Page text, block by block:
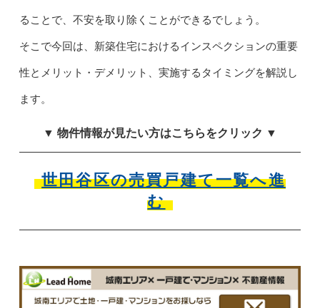
ることで、不安を取り除くことができるでしょう。
そこで今回は、新築住宅におけるインスペクションの重要
性とメリット・デメリット、実施するタイミングを解説し
ます。
▼ 物件情報が見たい方はこちらをクリック ▼
世田谷区の売買戸建て一覧へ進
む